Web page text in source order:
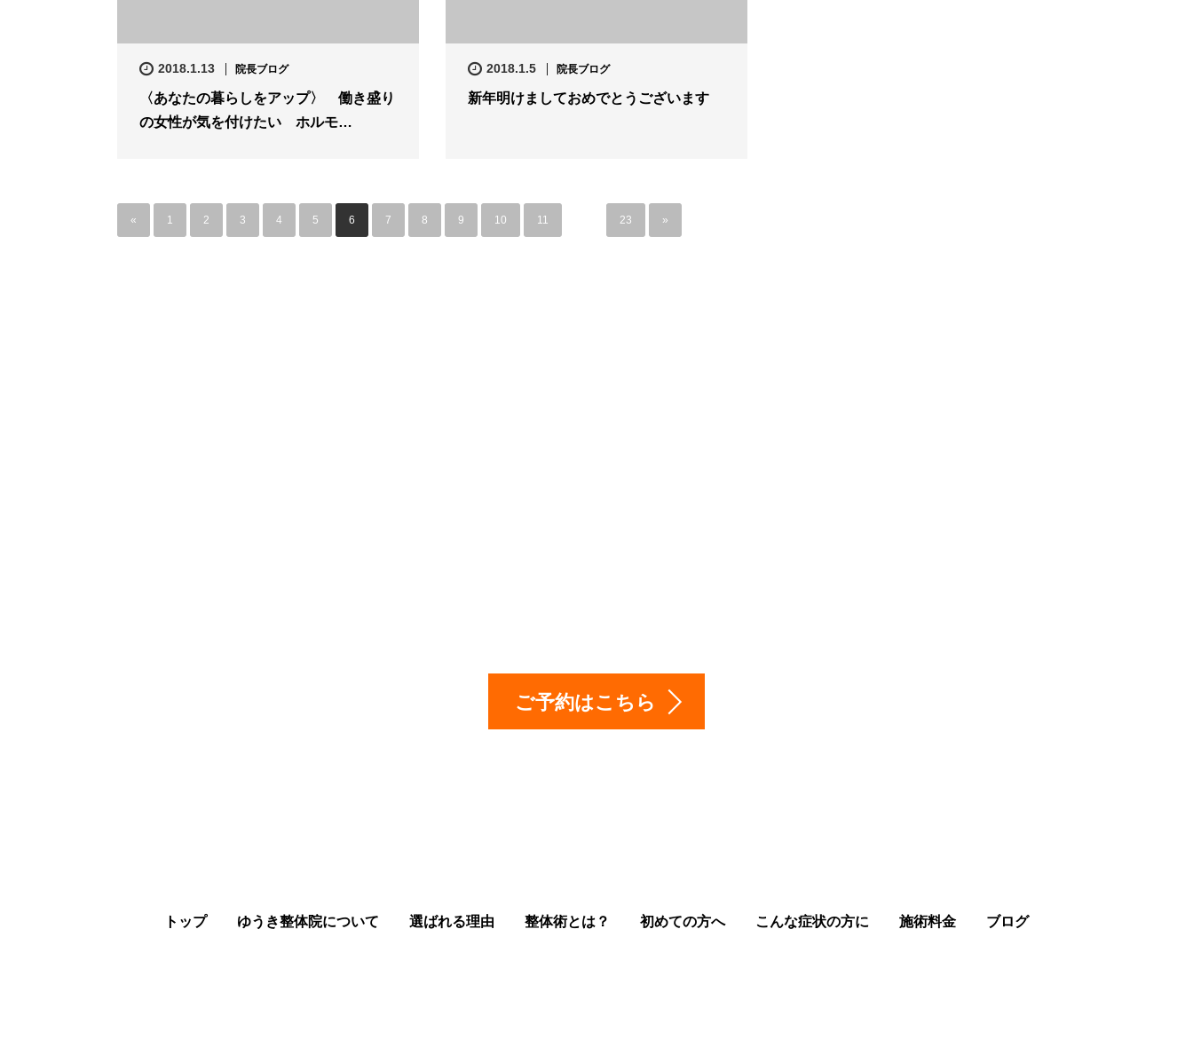
2018.1.13 院長ブログ
〈あなたの暮らしをアップ〉 働き盛り
の女性が気を付けたい ホルモ…
2018.1.5 院長ブログ
新年明けましておめでとうございます
« 1 2 3 4 5 6 7 8 9 10 11 23 »
ご予約はこちら
トップ ゆうき整体院について 選ばれる理由 整体術とは？ 初めての方へ こんな症状の方に 施術料金 ブログ